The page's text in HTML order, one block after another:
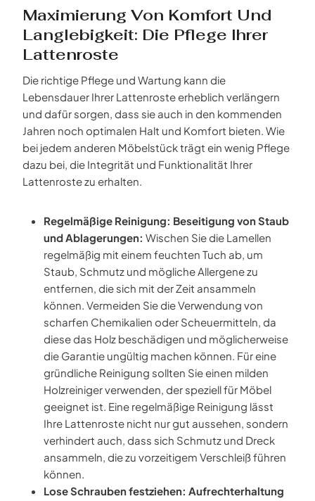
Maximierung Von Komfort Und
Langlebigkeit: Die Pflege Ihrer
Lattenroste
Die richtige Pflege und Wartung kann die
Lebensdauer Ihrer Lattenroste erheblich verlängern
und dafür sorgen, dass sie auch in den kommenden
Jahren noch optimalen Halt und Komfort bieten. Wie
bei jedem anderen Möbelstück trägt ein wenig Pflege
dazu bei, die Integrität und Funktionalität Ihrer
Lattenroste zu erhalten.
Regelmäßige Reinigung: Beseitigung von Staub
und Ablagerungen: Wischen Sie die Lamellen
regelmäßig mit einem feuchten Tuch ab, um
Staub, Schmutz und mögliche Allergene zu
entfernen, die sich mit der Zeit ansammeln
können. Vermeiden Sie die Verwendung von
scharfen Chemikalien oder Scheuermitteln, da
diese das Holz beschädigen und möglicherweise
die Garantie ungültig machen können. Für eine
gründliche Reinigung sollten Sie einen milden
Holzreiniger verwenden, der speziell für Möbel
geeignet ist. Eine regelmäßige Reinigung lässt
Ihre Lattenroste nicht nur gut aussehen, sondern
verhindert auch, dass sich Schmutz und Dreck
ansammeln, die zu vorzeitigem Verschleiß führen
können.
Lose Schrauben festziehen: Aufrechterhaltung